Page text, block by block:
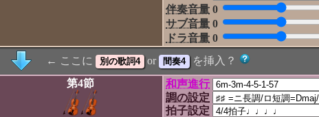
伴奏音量 0
サブ音量 0
ドラ音量 0
← ここに or
を挿入？
第4節
和声進行
調の設定
拍子設定